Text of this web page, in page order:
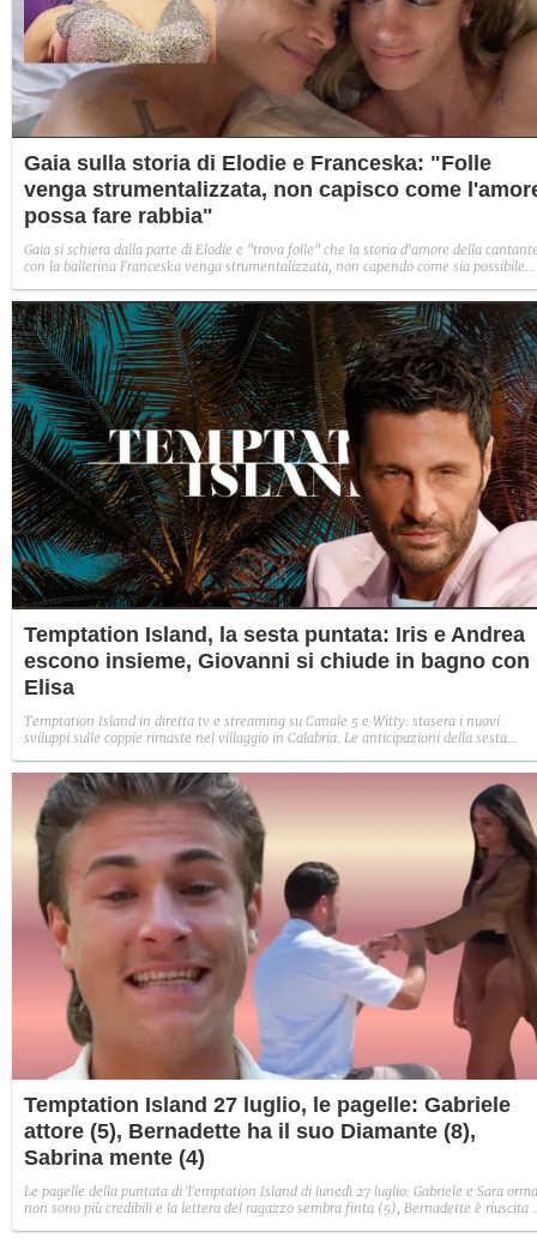
Gaia sulla storia di Elodie e Franceska: "Folle
venga strumentalizzata, non capisco come
possa fare rabbia"
Gaia si schiera dalla parte di Elodie e "trova folle" che la storia d'amore della
con la ballerina Franceska venga strumentalizzata, non capendo come sia possibile
Temptation Island, la sesta puntata: Iris e Andrea
escono insieme, Giovanni si chiude in bagno con
Elisa
Temptation Island in diretta tv e streaming su Canale 5 e Witty: stasera i nuovi
sviluppi sulle coppie rimaste nel villaggio in Calabria. Le anticipazioni della sesta
Sabrina rifiuta il falò con Giovanni e si avvicina a Lory.
Temptation Island 27 luglio, le pagelle: Gabriele
attore (5), Bernadette ha il suo Diamante (8),
Sabrina mente (4)
Le pagelle della puntata di Temptation Island di lunedì 27 luglio: Gabriele e Sara
non sono più credibili e la lettera del ragazzo sembra finta (5), Bernadette è riuscita